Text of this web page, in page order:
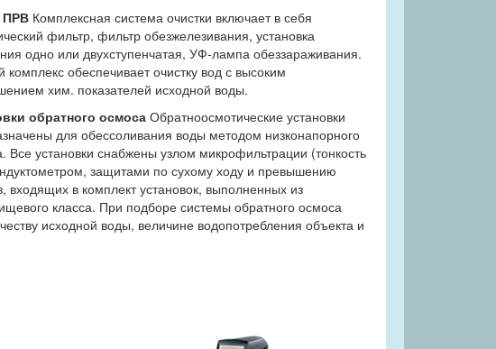
ПРВКомплексная система очистки включает в себя
фильтр, фильтр обезжелезивания, установка
одно или двухступенчатая, УФ-лампа обеззараживания.
комплекс обеспечивает очистку вод с высоким
хим. показателей исходной воды.
обратного осмосаОбратноосмотические установки
для обессоливания воды методом низконапорного
Все установки снабжены узлом микрофильтрации (тонкость
защитами по сухому ходу и превышению
в комплект установок, выполненных из
класса. При подборе системы обратного осмоса
исходной воды, величине водопотребления объекта и